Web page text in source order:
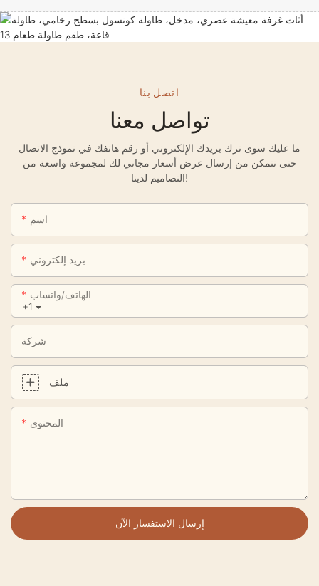
اتصل بنا
تواصل معنا
ما عليك سوى ترك بريدك الإلكتروني أو رقم هاتفك في نموذج الاتصال
حتى نتمكن من إرسال عرض أسعار مجاني لك لمجموعة واسعة من
التصاميم لدينا!
اسم
بريد إلكتروني
+1
الهاتف/واتساب
شركة
ملف
المحتوى
إرسال الاستفسار الآن